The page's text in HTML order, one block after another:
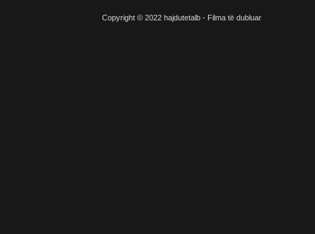
Copyright © 2022 hajdutetalb - Filma të dubluar